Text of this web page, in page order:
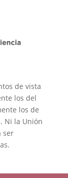
de vista
los del
los de
Ni la Unión
ser